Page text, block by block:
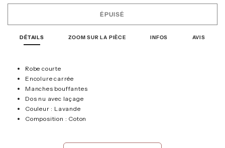
ÉPUISÉ
DÉTAILS ZOOM SUR LA PIÈCE INFOS AVIS
Robe courte
Encolure carrée
Manches bouffantes
Dos nu avec laçage
Couleur : Lavande
Composition : Coton